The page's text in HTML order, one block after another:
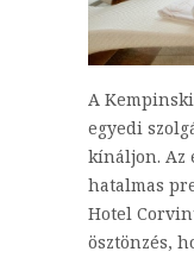
A
egyedi
kínáljon. Az
hatalmas
Hotel
ösztönzés,